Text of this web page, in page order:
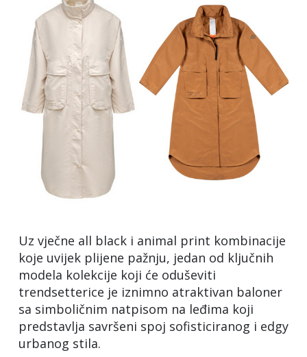
Uz vječne all black i animal print kombinacije
koje uvijek plijene pažnju, jedan od ključnih
modela kolekcije koji će oduševiti
trendsetterice je iznimno atraktivan baloner
sa simboličnim natpisom na leđima koji
predstavlja savršeni spoj sofisticiranog i edgy
urbanog stila.